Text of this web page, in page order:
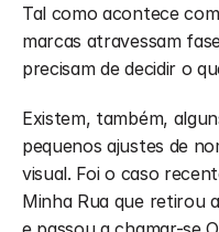
Tal como acontece
marcas atravessam
precisam de decidir o
Existem, também,
pequenos ajustes de
visual. Foi o caso
Minha Rua que retirou